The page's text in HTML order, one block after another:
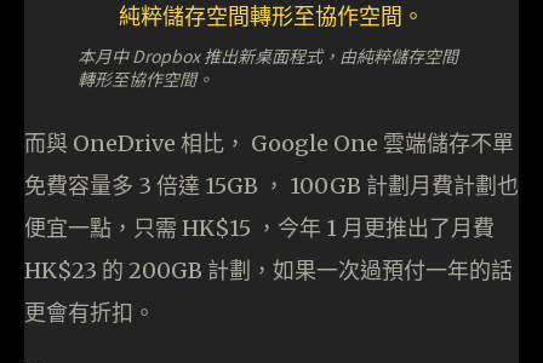
本月中 Dropbox 推出新桌面程式，由純粹儲存空間
轉形至協作空間。
而與 OneDrive 相比， Google One 雲端儲存不單
免費容量多 3 倍達 15GB ， 100GB 計劃月費計劃也
便宜一點，只需 HK$15 ，今年 1 月更推出了月費
HK$23 的 200GB 計劃，如果一次過預付一年的話
更會有折扣。